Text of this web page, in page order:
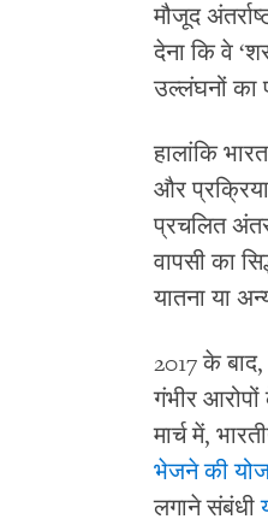
मौजूद
देना कि वे
उल्लंघनों का
हालांकि
और
प्रचलित
वापसी का
यातना या
2017 के
गंभीर
मार्च में,
भेजने की
लगाने संबंधी